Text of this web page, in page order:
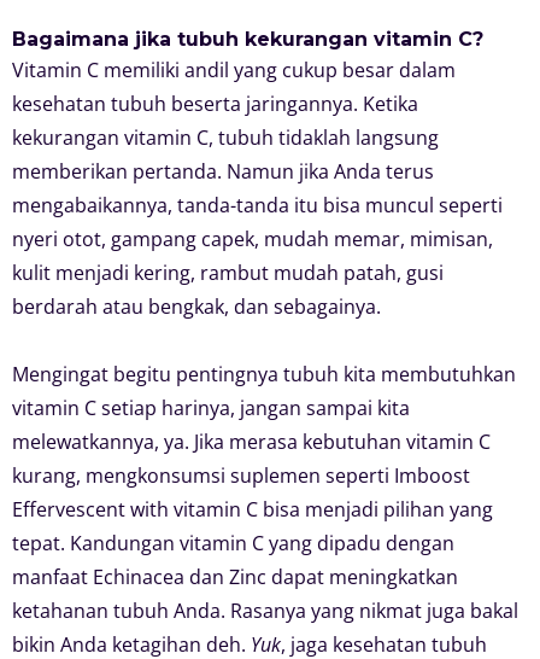
Bagaimana jika tubuh kekurangan vitamin C?
Vitamin C memiliki andil yang cukup besar dalam
kesehatan tubuh beserta jaringannya. Ketika
kekurangan vitamin C, tubuh tidaklah langsung
memberikan pertanda. Namun jika Anda terus
mengabaikannya, tanda-tanda itu bisa muncul seperti
nyeri otot, gampang capek, mudah memar, mimisan,
kulit menjadi kering, rambut mudah patah, gusi
berdarah atau bengkak, dan sebagainya.
Mengingat begitu pentingnya tubuh kita membutuhkan
vitamin C setiap harinya, jangan sampai kita
melewatkannya, ya. Jika merasa kebutuhan vitamin C
kurang, mengkonsumsi suplemen seperti Imboost
Effervescent with vitamin C bisa menjadi pilihan yang
tepat. Kandungan vitamin C yang dipadu dengan
manfaat Echinacea dan Zinc dapat meningkatkan
ketahanan tubuh Anda. Rasanya yang nikmat juga bakal
bikin Anda ketagihan deh. Yuk, jaga kesehatan tubuh